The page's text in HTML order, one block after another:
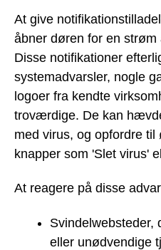
At give
åbner døren for en strøm
Disse notifikationer
systemadvarsler, nogle
logoer fra kendte
troværdige. De kan
med virus, og opfordre
knapper som 'Slet virus'
At reagere på disse
Svindelwebsteder,
eller unødvendige